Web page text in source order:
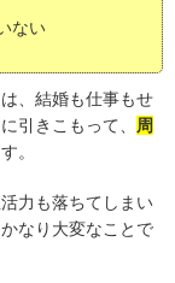
ない
、結婚も仕事もせ
引きこもって、 周
。
力も落ちてしまい
なり大変なことで